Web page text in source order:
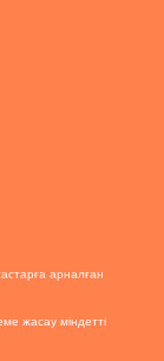
арналған
жасау міндетті